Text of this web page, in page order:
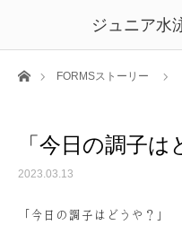
ジュニア水
ホームFORMSストーリー
「今日の調子は
2023.03.13
「今日の調子はどうや？」